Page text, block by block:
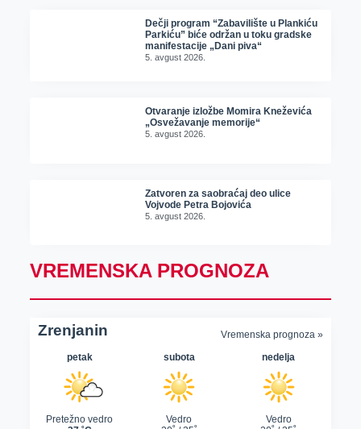
Dečji program “Zabavilište u Plankiću
Parkiću” biće održan u toku gradske
manifestacije „Dani piva“
5. avgust 2026.
Otvaranje izložbe Momira Kneževića
„Osvežavanje memorije“
5. avgust 2026.
Zatvoren za saobraćaj deo ulice
Vojvode Petra Bojovića
5. avgust 2026.
VREMENSKA PROGNOZA